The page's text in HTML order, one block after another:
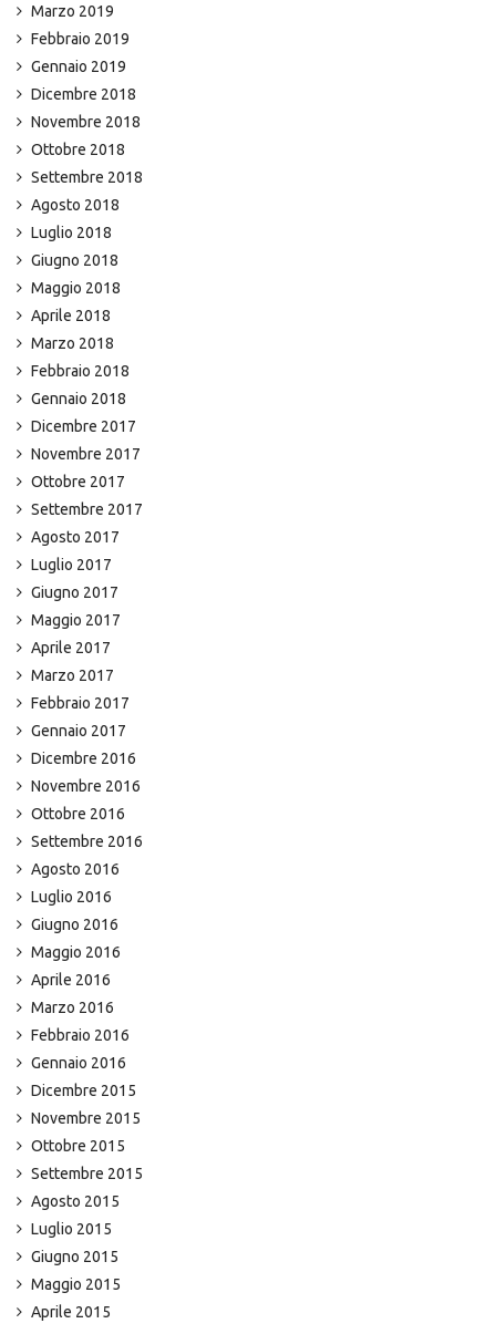
Marzo 2019
Febbraio 2019
Gennaio 2019
Dicembre 2018
Novembre 2018
Ottobre 2018
Settembre 2018
Agosto 2018
Luglio 2018
Giugno 2018
Maggio 2018
Aprile 2018
Marzo 2018
Febbraio 2018
Gennaio 2018
Dicembre 2017
Novembre 2017
Ottobre 2017
Settembre 2017
Agosto 2017
Luglio 2017
Giugno 2017
Maggio 2017
Aprile 2017
Marzo 2017
Febbraio 2017
Gennaio 2017
Dicembre 2016
Novembre 2016
Ottobre 2016
Settembre 2016
Agosto 2016
Luglio 2016
Giugno 2016
Maggio 2016
Aprile 2016
Marzo 2016
Febbraio 2016
Gennaio 2016
Dicembre 2015
Novembre 2015
Ottobre 2015
Settembre 2015
Agosto 2015
Luglio 2015
Giugno 2015
Maggio 2015
Aprile 2015